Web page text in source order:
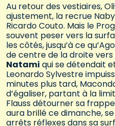
Au retour des vestiaires,
ajustement, la recrue
Ricardo Couto. Mais le
souvent peser vers la
les côtés, jusqu’à ce
de centre de la droite vers
Natami qui se détendait
Leonardo Sylvestre
minutes plus tard,
d’égaliser, partant à la
Flauss détourner sa
aura brillé ce dimanche,
arrêts réflexes dans sa